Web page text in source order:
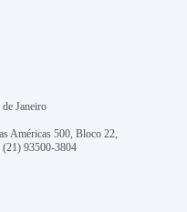
Janeiro
Américas 500, Bloco 22,
(21) 93500-3804